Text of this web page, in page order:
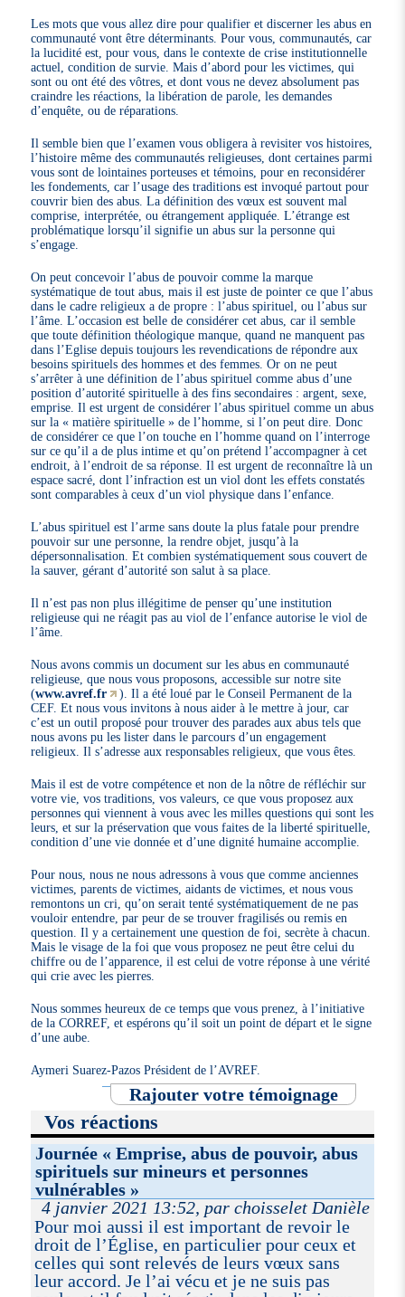
Les mots que vous allez dire pour qualifier et discerner les abus en
communauté vont être déterminants. Pour vous, communautés, car
la lucidité est, pour vous, dans le contexte de crise institutionnelle
actuel, condition de survie. Mais d’abord pour les victimes, qui
sont ou ont été des vôtres, et dont vous ne devez absolument pas
craindre les réactions, la libération de parole, les demandes
d’enquête, ou de réparations.
Il semble bien que l’examen vous obligera à revisiter vos histoires,
l’histoire même des communautés religieuses, dont certaines parmi
vous sont de lointaines porteuses et témoins, pour en reconsidérer
les fondements, car l’usage des traditions est invoqué partout pour
couvrir bien des abus. La définition des vœux est souvent mal
comprise, interprétée, ou étrangement appliquée. L’étrange est
problématique lorsqu’il signifie un abus sur la personne qui
s’engage.
On peut concevoir l’abus de pouvoir comme la marque
systématique de tout abus, mais il est juste de pointer ce que l’abus
dans le cadre religieux a de propre : l’abus spirituel, ou l’abus sur
l’âme. L’occasion est belle de considérer cet abus, car il semble
que toute définition théologique manque, quand ne manquent pas
dans l’Eglise depuis toujours les revendications de répondre aux
besoins spirituels des hommes et des femmes. Or on ne peut
s’arrêter à une définition de l’abus spirituel comme abus d’une
position d’autorité spirituelle à des fins secondaires : argent, sexe,
emprise. Il est urgent de considérer l’abus spirituel comme un abus
sur la « matière spirituelle » de l’homme, si l’on peut dire. Donc
de considérer ce que l’on touche en l’homme quand on l’interroge
sur ce qu’il a de plus intime et qu’on prétend l’accompagner à cet
endroit, à l’endroit de sa réponse. Il est urgent de reconnaître là un
espace sacré, dont l’infraction est un viol dont les effets constatés
sont comparables à ceux d’un viol physique dans l’enfance.
L’abus spirituel est l’arme sans doute la plus fatale pour prendre
pouvoir sur une personne, la rendre objet, jusqu’à la
dépersonnalisation. Et combien systématiquement sous couvert de
la sauver, gérant d’autorité son salut à sa place.
Il n’est pas non plus illégitime de penser qu’une institution
religieuse qui ne réagit pas au viol de l’enfance autorise le viol de
l’âme.
Nous avons commis un document sur les abus en communauté
religieuse, que nous vous proposons, accessible sur notre site
(www.avref.fr
). Il a été loué par le Conseil Permanent de la
CEF. Et nous vous invitons à nous aider à le mettre à jour, car
c’est un outil proposé pour trouver des parades aux abus tels que
nous avons pu les lister dans le parcours d’un engagement
religieux. Il s’adresse aux responsables religieux, que vous êtes.
Mais il est de votre compétence et non de la nôtre de réfléchir sur
votre vie, vos traditions, vos valeurs, ce que vous proposez aux
personnes qui viennent à vous avec les milles questions qui sont les
leurs, et sur la préservation que vous faites de la liberté spirituelle,
condition d’une vie donnée et d’une dignité humaine accomplie.
Pour nous, nous ne nous adressons à vous que comme anciennes
victimes, parents de victimes, aidants de victimes, et nous vous
remontons un cri, qu’on serait tenté systématiquement de ne pas
vouloir entendre, par peur de se trouver fragilisés ou remis en
question. Il y a certainement une question de foi, secrète à chacun.
Mais le visage de la foi que vous proposez ne peut être celui du
chiffre ou de l’apparence, il est celui de votre réponse à une vérité
qui crie avec les pierres.
Nous sommes heureux de ce temps que vous prenez, à l’initiative
de la CORREF, et espérons qu’il soit un point de départ et le signe
d’une aube.
Aymeri Suarez-Pazos Président de l’AVREF.
Rajouter votre témoignage
Vos réactions
Journée « Emprise, abus de pouvoir, abus
spirituels sur mineurs et personnes
vulnérables »
4 janvier 2021 13:52, par choisselet Danièle
Pour moi aussi il est important de revoir le
droit de l’Église, en particulier pour ceux et
celles qui sont relevés de leurs vœux sans
leur accord. Je l’ai vécu et je ne suis pas